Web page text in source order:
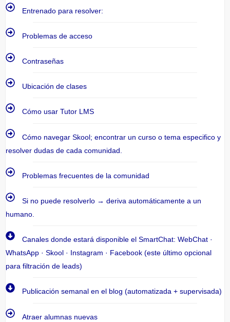
Entrenado para resolver:
Problemas de acceso
Contraseñas
Ubicación de clases
Cómo usar Tutor LMS
Cómo navegar Skool; encontrar un curso o tema especifico y
resolver dudas de cada comunidad.
Problemas frecuentes de la comunidad
Si no puede resolverlo → deriva automáticamente a un
humano.
Canales donde estará disponible el SmartChat: WebChat ·
WhatsApp · Skool · Instagram · Facebook (este último opcional
para filtración de leads)
Publicación semanal en el blog (automatizada + supervisada)
Atraer alumnas nuevas